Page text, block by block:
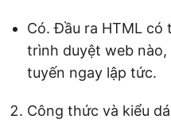
Có. Đầu ra HTML
trình duyệt web
tuyến ngay lập tức.
Công thức và kiểu